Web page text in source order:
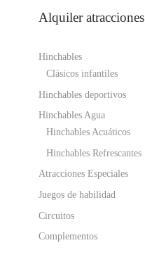
Alquiler atracciones
Hinchables
Clásicos infantiles
Hinchables deportivos
Hinchables Agua
Hinchables Acuáticos
Hinchables Refrescantes
Atracciones Especiales
Juegos de habilidad
Circuitos
Complementos